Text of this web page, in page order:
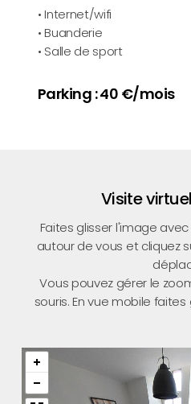
• Internet/wifi
• Buanderie
• Salle de sport
Parking : 40 €/mois
Visite
Faites glisser l'image
autour de vous et cliquez
Vous pouvez gérer le
souris. En vue mobile